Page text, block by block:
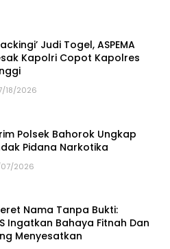
Judi Togel, ASPEMA
Kapolri Copot Kapolres
18/2026
Polsek Bahorok Ungkap
Pidana Narkotika
2026
Nama Tanpa Bukti:
Ingatkan Bahaya Fitnah Dan
Menyesatkan